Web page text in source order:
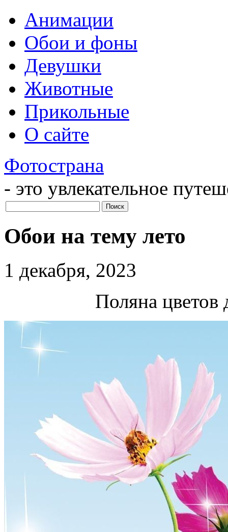
Анимации
Обои и фоны
Девушки
Животные
Прикольные
О сайте
Фотострана
- это увлекательное
Обои на тему лето
1 декабря, 2023
Поляна цветов